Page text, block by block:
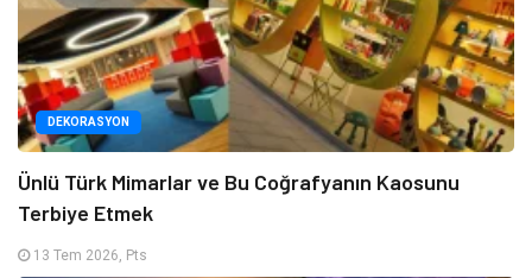
DEKORASYON
Ünlü Türk Mimarlar ve Bu Coğrafyanın Kaosunu
Terbiye Etmek
13 Tem 2026, Pts